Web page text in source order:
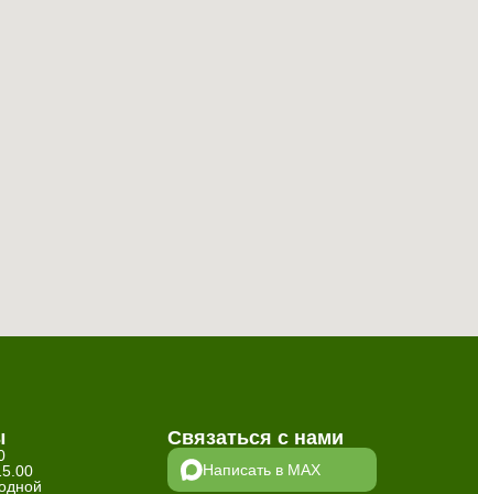
Связаться с нами
Написать в MAX